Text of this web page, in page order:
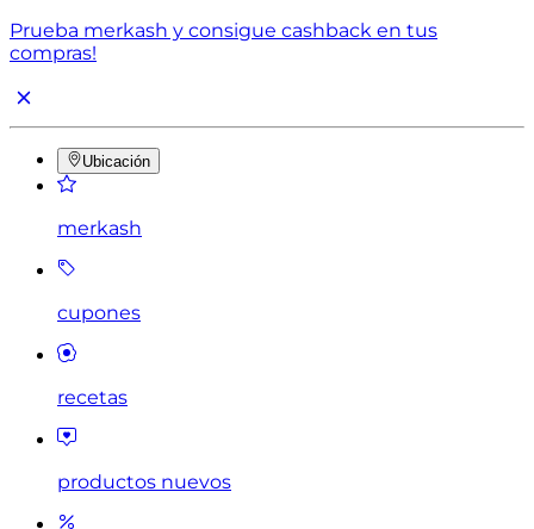
Prueba merkash y consigue cashback en tus
compras!
Ubicación
merkash
cupones
recetas
productos nuevos